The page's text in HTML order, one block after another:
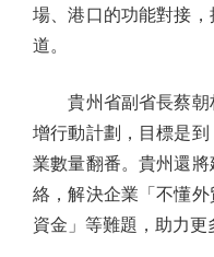
場、港口的功能對接
道。
貴州省副省長蔡朝
增行動計劃，目標是
業數量翻番。貴州還
絡，解決企業「不懂
資金」等難題，助力更